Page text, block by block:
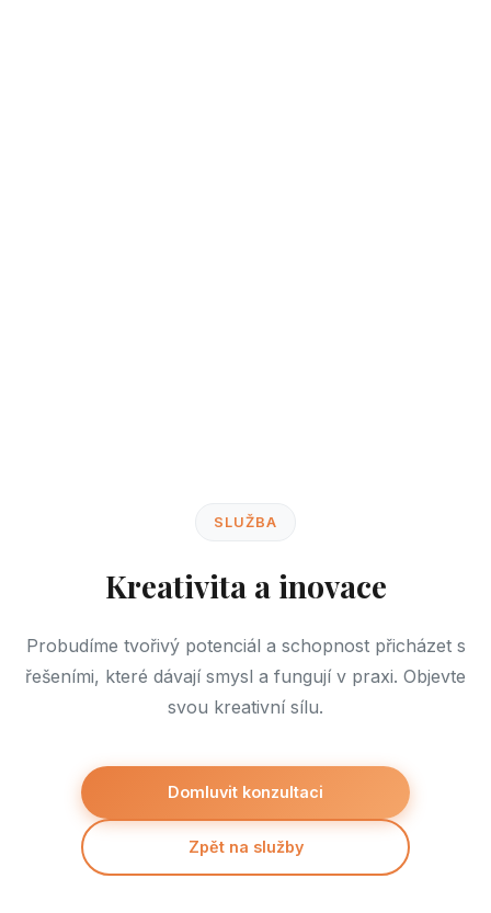
SLUŽBA
Kreativita a inovace
Probudíme tvořivý potenciál a schopnost přicházet s
řešeními, které dávají smysl a fungují v praxi. Objevte
svou kreativní sílu.
Domluvit konzultaci
Zpět na služby